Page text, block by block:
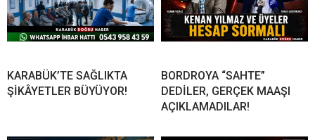
KARABÜK’TE SAĞLIKTA
ŞİKÂYETLER BÜYÜYOR!
BORDROYA “SAHTE”
DEDİLER, GERÇEK MAAŞI
AÇIKLAMADILAR!